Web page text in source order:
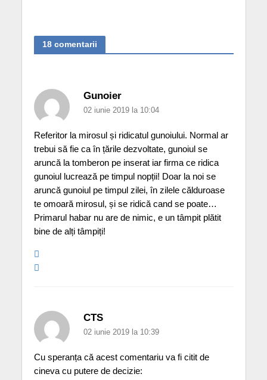
18 comentarii
Gunoier
02 iunie 2019 la 10:04
Referitor la mirosul și ridicatul gunoiului. Normal ar
trebui să fie ca în țările dezvoltate, gunoiul se
aruncă la tomberon pe inserat iar firma ce ridica
gunoiul lucrează pe timpul nopții! Doar la noi se
aruncă gunoiul pe timpul zilei, în zilele călduroase
te omoară mirosul, și se ridică cand se poate…
Primarul habar nu are de nimic, e un tâmpit plătit
bine de alți tâmpiți!
CTS
02 iunie 2019 la 10:39
Cu speranța că acest comentariu va fi citit de
cineva cu putere de decizie: